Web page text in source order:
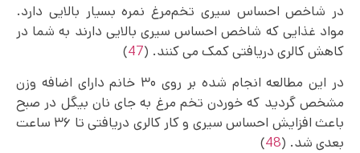
در شاخص احساس سیری تخم‌مرغ نمره بسیار بالایی دارد.
مواد غذایی که شاخص احساس سیری بالایی دارند به شما در
کاهش کالری دریافتی کمک می کنند. (47
)
در این مطالعه انجام شده بر روی ۳۰ خانم دارای اضافه وزن
مشخص گردید که خوردن تخم مرغ به جای نان بیگل در صبح
باعث افزایش احساس سیری و کار کالری دریافتی تا ۳۶ ساعت
بعدی شد. (48
)